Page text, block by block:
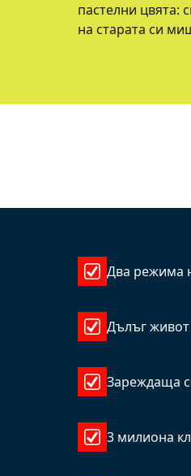
пастелни цвята:
на старата си
Два режима
Дълъг живот
Зареждаща
3 милиона